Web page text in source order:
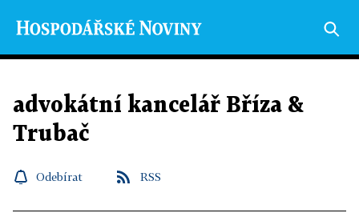
advokátní kancelář Bříza &
Trubač
Odebírat RSS